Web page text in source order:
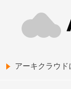
アーキクラウド